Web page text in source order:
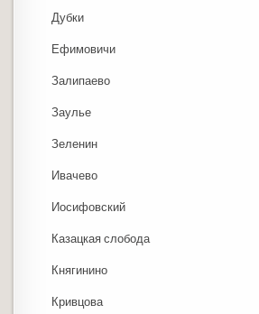
Дубки
Ефимовичи
Залипаево
Заулье
Зеленин
Ивачево
Иосифовский
Казацкая слобода
Княгинино
Кривцова